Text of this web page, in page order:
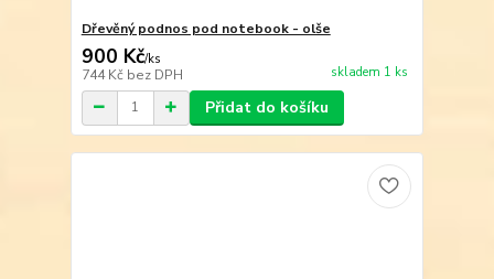
Dřevěný podnos pod notebook - olše
900 Kč/ks
744 Kč bez DPH skladem 1 ks
Přidat do košíku